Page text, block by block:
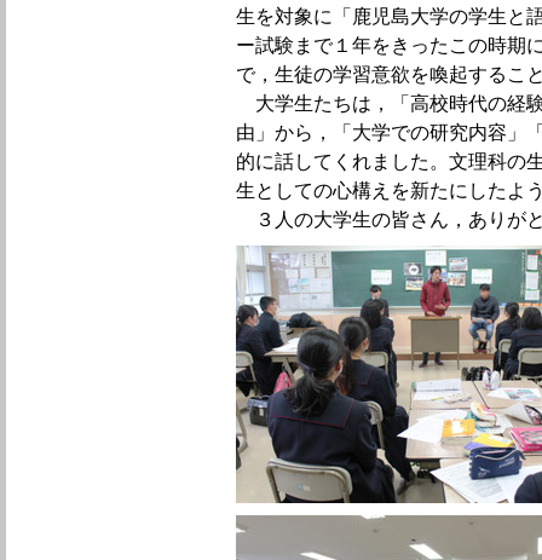
生を対象に「鹿児島大学の学生と
ー試験まで１年をきったこの時期
で，生徒の学習意欲を喚起するこ
大学生たちは，「高校時代の経
由」から，「大学での研究内容」
的に話してくれました。文理科の
生としての心構えを新たにしたよ
３人の大学生の皆さん，ありが